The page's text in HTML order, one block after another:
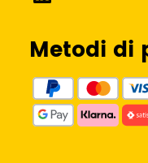
Metodi di